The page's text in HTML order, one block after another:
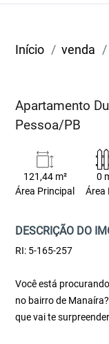
Início venda
Apartamento
Pessoa/PB
121,44 m²
Área Principal
0
Área
DESCRIÇÃO DO
RI: 5-165-257
Você está
no bairro de
que vai te